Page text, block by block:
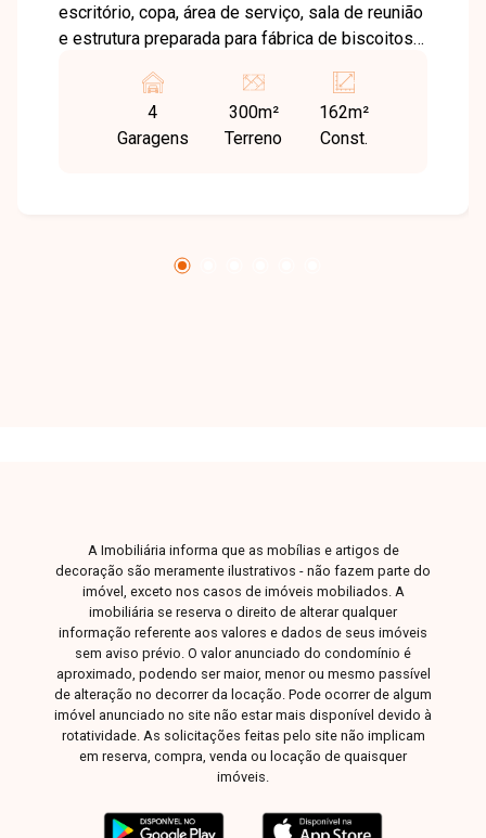
escritório, copa, área de serviço, sala de reunião
e estrutura preparada para fábrica de biscoitos.
depósito de produtos, cozinha, disjuntor
trifásico e habite-se para indústria.
4
Garagens
300m²
Terreno
162m²
Const.
A Imobiliária informa que as mobílias e artigos de
decoração são meramente ilustrativos - não fazem parte do
imóvel, exceto nos casos de imóveis mobiliados. A
imobiliária se reserva o direito de alterar qualquer
informação referente aos valores e dados de seus imóveis
sem aviso prévio. O valor anunciado do condomínio é
aproximado, podendo ser maior, menor ou mesmo passível
de alteração no decorrer da locação. Pode ocorrer de algum
imóvel anunciado no site não estar mais disponível devido à
rotatividade. As solicitações feitas pelo site não implicam
em reserva, compra, venda ou locação de quaisquer
imóveis.